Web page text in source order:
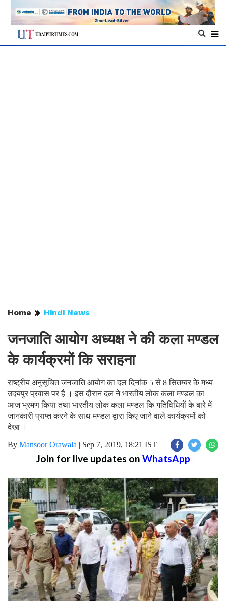
Home Hindi News
जनजाति आयोग अध्यक्ष ने की कला मण्डल
के कार्यक्रमों कि सराहना
राष्ट्रीय अनुसूचित जनजाति आयोग का दल दिनांक 5 से 8 सितम्बर के मध्य
उदयपुर प्रवास पर है । इस दौरान दल ने भारतीय लोक कला मण्डल का
आज भ्रमण किया तथा भारतीय लोक कला मण्डल कि गतिविधियों के बारे में
जानकारी प्राप्त करने के साथ मण्डल द्वारा किए जाने वाले कार्यक्रमों को
देखा ।
By Mansoor Orawala | Sep 7, 2019, 18:21 IST
Join for live updates on WhatsApp